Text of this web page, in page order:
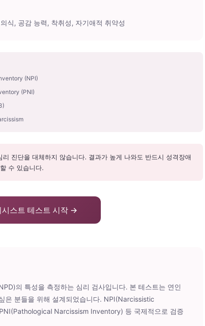
식, 공감 능력, 착취성, 자기애적 취약성
(NPI)
(PNI)
진단을 대체하지 않습니다. 결과가 높게 나와도 반드시 성격장애
수 있습니다.
시스트 테스트 시작 →
의 특성을 측정하는 심리 검사입니다. 본 테스트는 연인
은 분들을 위해 설계되었습니다. NPI(Narcissistic
Narcissism Inventory) 등 국제적으로 검증